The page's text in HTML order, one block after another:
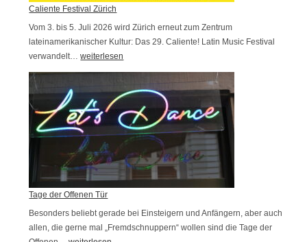
a
y
-
C
o
n
g
r
s
r
u
n
n
e
n
-
S
i
s
o
n
2
Caliente Festival Zürich
Vom 3. bis 5. Juli 2026 wird Zürich erneut zum Zentrum
lateinamerikanischer Kultur: Das 29. Caliente! Latin Music Festival
verwandelt…C
a
l
i
e
n
e
F
e
s
weiterlesen
Tage der Offenen Tür
Besonders beliebt gerade bei Einsteigern und Anfängern, aber auch
allen, die gerne mal „Fremdschnuppern“ wollen sind die Tage der